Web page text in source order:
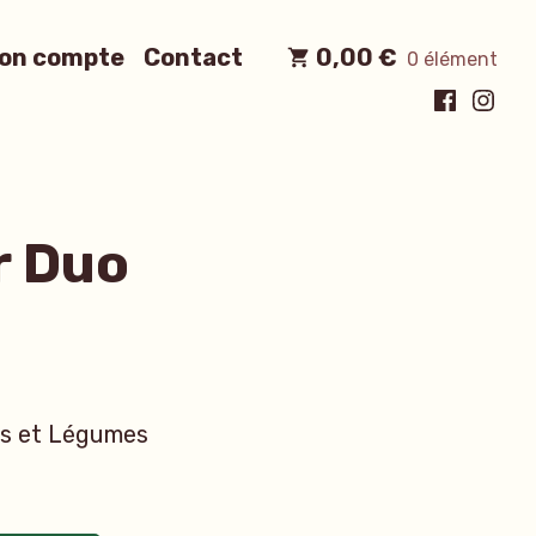
compte Contact 0,00 € 0 élément
Facebook
Duo
et Légumes